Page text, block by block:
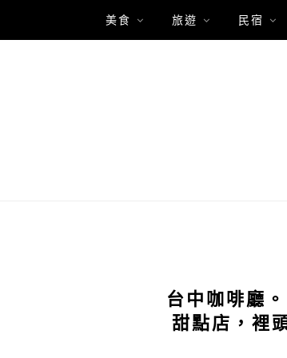
美食 旅遊 民宿
台中咖啡廳
甜點店，裡